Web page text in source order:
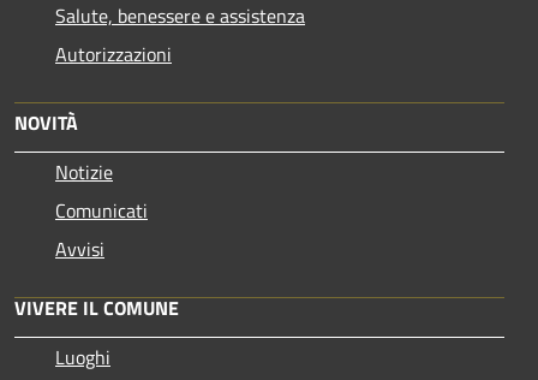
Salute, benessere e assistenza
Autorizzazioni
NOVITÀ
Notizie
Comunicati
Avvisi
VIVERE IL COMUNE
Luoghi